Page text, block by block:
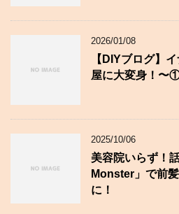
2026/01/08
【DIYブログ】
屋に大変身！〜
2025/10/06
美容院いらず！
Monster」で前
に！